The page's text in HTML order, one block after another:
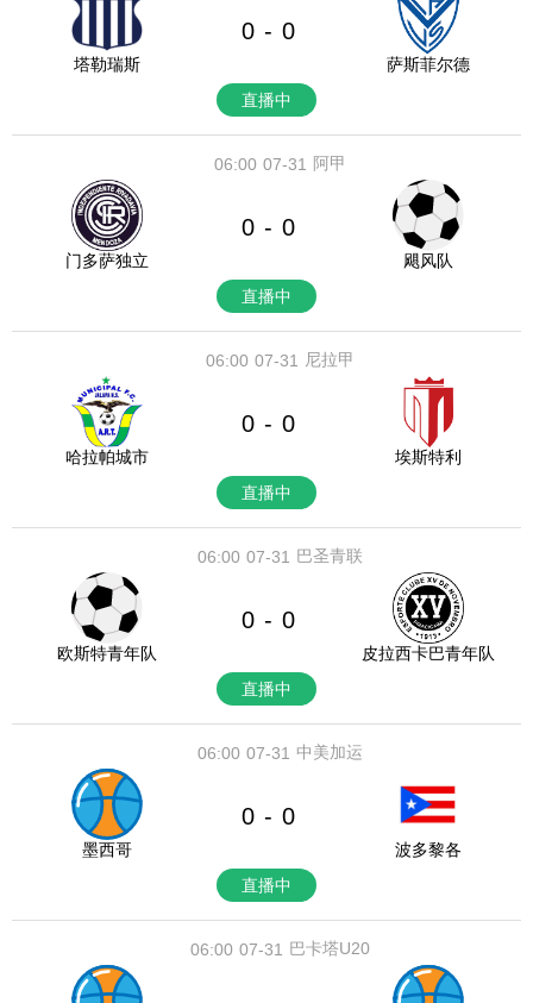
塔勒瑞斯
0 - 0
萨斯菲尔德
直播中
07-31
06:00 阿甲
门多萨独立
0 - 0
飓风队
直播中
07-31
06:00 尼拉甲
哈拉帕城市
0 - 0
埃斯特利
直播中
07-31
06:00 巴圣青联
欧斯特青年队
0 - 0
皮拉西卡巴青年队
直播中
07-31
06:00 中美加运
墨西哥
0 - 0
波多黎各
直播中
07-31
06:00 巴卡塔U20